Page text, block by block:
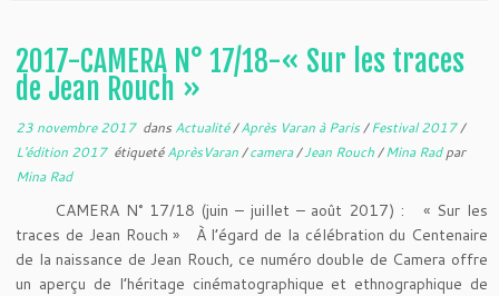
2017-CAMERA N° 17/18-« Sur les traces
de Jean Rouch »
23 novembre 2017dans Actualité/Après Varan à Paris/Festival 2017/
L'édition 2017 étiquetéAprèsVaran/camera/Jean Rouch/Mina Radpar
Mina Rad
CAMERA N° 17/18 (juin – juillet – août 2017) : « Sur les
traces de Jean Rouch » À l’égard de la célébration du Centenaire
de la naissance de Jean Rouch, ce numéro double de Camera offre
un aperçu de l’héritage cinématographique et ethnographique de